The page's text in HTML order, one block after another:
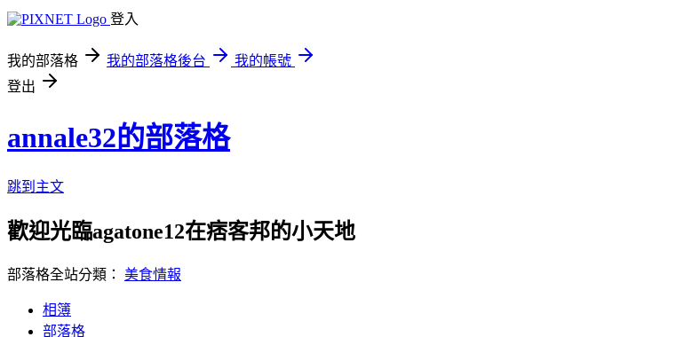
登入
我的部落格 我的部落格後台
我的帳號
登出
annale32的部落格
跳到主文
歡迎光臨agatone12在痞客邦的小天地
部落格全站分類： 美食情報
相簿
部落格